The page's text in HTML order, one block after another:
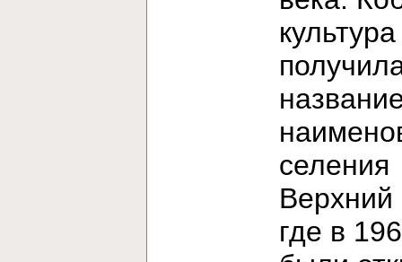
культура
селения
Верхний
где в